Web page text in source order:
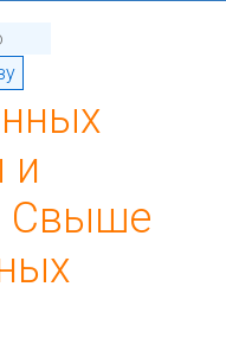
и
Свыше